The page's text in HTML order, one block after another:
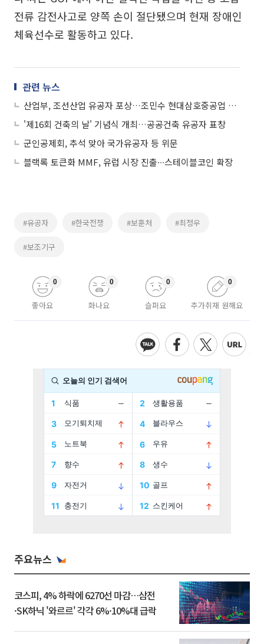
전류 감전사고로 양쪽 손이 절단됐으며 현재 장애인
체육선수로 활동하고 있다.
관련 뉴스
산업부, 조선산업 유공자 포상…조민수 현대삼호중공업 전무 은탑산업훈장 영예
'제16회 건축의 날' 기념식 개최…공공건축 유공자 표창
군인공제회, 추석 맞아 국가유공자 등 위문
블랙록 토큰화 MMF, 유럽 시장 진출∙∙∙스테이블코인 확장
#유공자 #한국전쟁 #보훈처 #최정우
#보조기구
좋아요
0
화나요
0
슬퍼요
0
추가취재 원해요
0
주요뉴스
코스피, 4% 하락에 6270선 마감…삼전
·SK하닉 '와르르' 각각 6%·10%대 급락